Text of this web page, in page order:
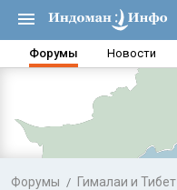
Форумы Новости
Форумы Гималаи и Тибет